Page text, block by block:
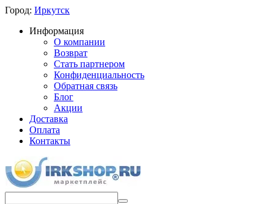
Город: Иркутск
Информация
О компании
Возврат
Стать партнером
Конфиденциальность
Обратная связь
Блог
Акции
Доставка
Оплата
Контакты